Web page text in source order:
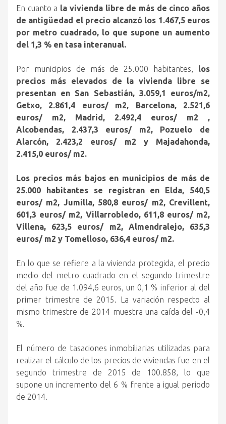
En cuanto a la vivienda libre de más de cinco años
de antigüedad el precio alcanzó los 1.467,5 euros
por metro cuadrado, lo que supone un aumento
del 1,3 % en tasa interanual.
Por municipios de más de 25.000 habitantes, los
precios más elevados de la vivienda libre se
presentan en San Sebastián, 3.059,1 euros/m2,
Getxo, 2.861,4 euros/ m2, Barcelona, 2.521,6
euros/ m2, Madrid, 2.492,4 euros/ m2 ,
Alcobendas, 2.437,3 euros/ m2, Pozuelo de
Alarcón, 2.423,2 euros/ m2 y Majadahonda,
2.415,0 euros/ m2.
Los precios más bajos en municipios de más de
25.000 habitantes se registran en Elda, 540,5
euros/ m2, Jumilla, 580,8 euros/ m2, Crevillent,
601,3 euros/ m2, Villarrobledo, 611,8 euros/ m2,
Villena, 623,5 euros/ m2, Almendralejo, 635,3
euros/ m2 y Tomelloso, 636,4 euros/ m2.
En lo que se refiere a la vivienda protegida, el precio
medio del metro cuadrado en el segundo trimestre
del año fue de 1.094,6 euros, un 0,1 % inferior al del
primer trimestre de 2015. La variación respecto al
mismo trimestre de 2014 muestra una caída del -0,4
%.
El número de tasaciones inmobiliarias utilizadas para
realizar el cálculo de los precios de viviendas fue en el
segundo trimestre de 2015 de 100.858, lo que
supone un incremento del 6 % frente a igual periodo
de 2014.